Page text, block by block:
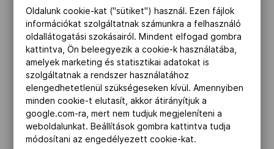
Oldalunk cookie-kat ("sütiket") használ. Ezen fájlok
információkat szolgáltatnak számunkra a felhasználó
oldallátogatási szokásairól. Mindent elfogad gombra
kattintva, Ön beleegyezik a cookie-k használatába,
amelyek marketing és statisztikai adatokat is
szolgáltatnak a rendszer használatához
elengedhetetlenül szükségeseken kívül. Amennyiben
minden cookie-t elutasít, akkor átirányítjuk a
google.com-ra, mert nem tudjuk megjeleníteni a
weboldalunkat. Beállítások gombra kattintva tudja
módosítani az engedélyezett cookie-kat.